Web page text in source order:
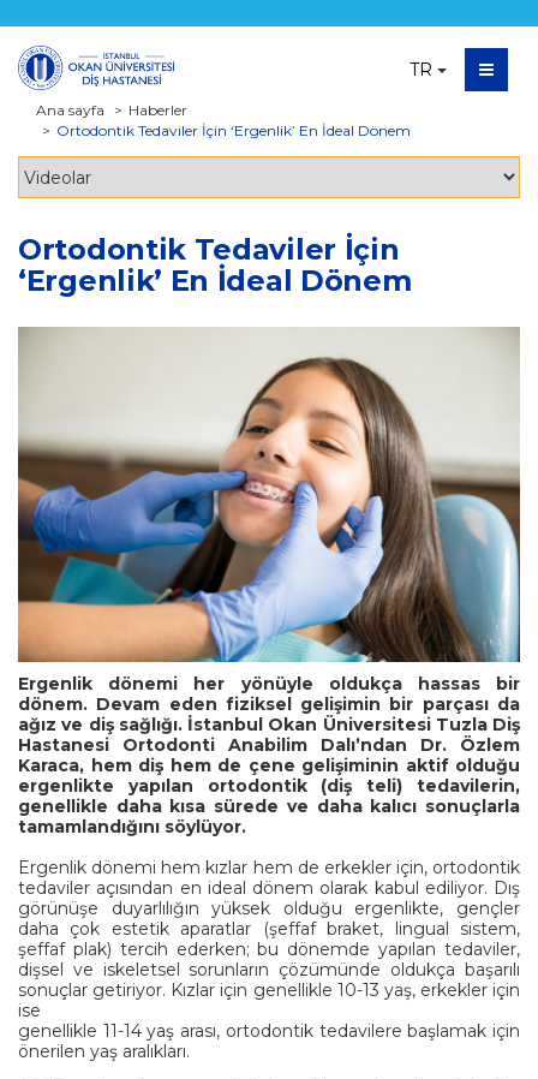
TR
Ana sayfa
Haberler
Ortodontik Tedaviler İçin ‘Ergenlik’ En İdeal Dönem
Ortodontik Tedaviler İçin
‘Ergenlik’ En İdeal Dönem
Ergenlik dönemi her yönüyle oldukça hassas bir
dönem. Devam eden fiziksel gelişimin bir parçası da
ağız ve diş sağlığı. İstanbul Okan Üniversitesi Tuzla Diş
Hastanesi Ortodonti Anabilim Dalı’ndan Dr. Özlem
Karaca, hem diş hem de çene gelişiminin aktif olduğu
ergenlikte yapılan ortodontik (diş teli) tedavilerin,
genellikle daha kısa sürede ve daha kalıcı sonuçlarla
tamamlandığını söylüyor.
Ergenlik dönemi hem kızlar hem de erkekler için, ortodontik
tedaviler açısından en ideal dönem olarak kabul ediliyor. Dış
görünüşe duyarlılığın yüksek olduğu ergenlikte, gençler
daha çok estetik aparatlar (şeffaf braket, lingual sistem,
şeffaf plak) tercih ederken; bu dönemde yapılan tedaviler,
dişsel ve iskeletsel sorunların çözümünde oldukça başarılı
sonuçlar getiriyor. Kızlar için genellikle 10-13 yaş, erkekler için
ise
genellikle 11-14 yaş arası, ortodontik tedavilere başlamak için
önerilen yaş aralıkları.